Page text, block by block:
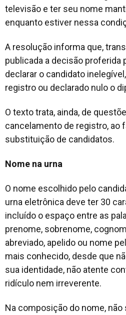
televisão e ter seu nome
enquanto estiver nessa
A resolução informa que,
publicada a decisão proferida
declarar o candidato
registro ou declarado nulo o
O texto trata, ainda, de
cancelamento de registro, ao
substituição de candidatos.
Nome na urna
O nome escolhido pelo
urna eletrônica deve ter 30
incluído o espaço entre as
prenome, sobrenome,
abreviado, apelido ou nome
mais conhecido, desde que
sua identidade, não atente
ridículo nem irreverente.
Na composição do nome,